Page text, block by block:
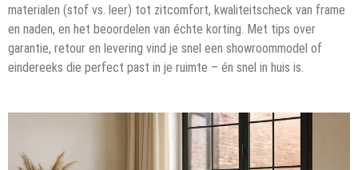
materialen (stof vs. leer) tot zitcomfort, kwaliteitscheck van frame
en naden, en het beoordelen van échte korting. Met tips over
garantie, retour en levering vind je snel een showroommodel of
eindereeks die perfect past in je ruimte – én snel in huis is.